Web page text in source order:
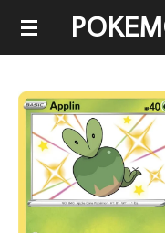
Ga
de
hoofdinhoud